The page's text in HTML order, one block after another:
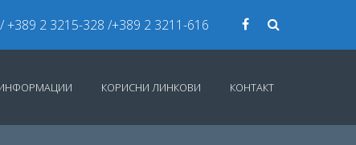
/ +389 2 3215-328 /+389 2 3211-616
КОРИСНИ ЛИНКОВИ КОНТАКТ